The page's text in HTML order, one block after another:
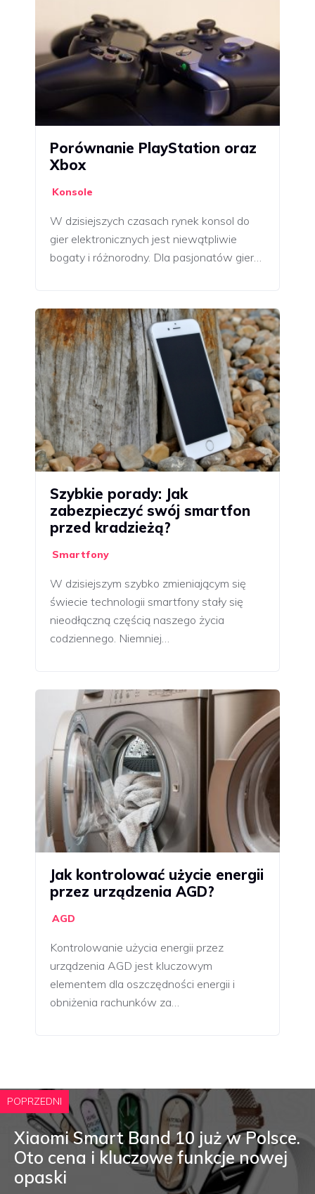
Porównanie PlayStation oraz
Xbox
Konsole
W dzisiejszych czasach rynek konsol do
gier elektronicznych jest niewątpliwie
bogaty i różnorodny. Dla pasjonatów gier…
Szybkie porady: Jak
zabezpieczyć swój smartfon
przed kradzieżą?
Smartfony
W dzisiejszym szybko zmieniającym się
świecie technologii smartfony stały się
nieodłączną częścią naszego życia
codziennego. Niemniej…
Jak kontrolować użycie energii
przez urządzenia AGD?
AGD
Kontrolowanie użycia energii przez
urządzenia AGD jest kluczowym
elementem dla oszczędności energii i
obniżenia rachunków za…
POPRZEDNI
Xiaomi Smart Band 10 już w Polsce.
Oto cena i kluczowe funkcje nowej
opaski